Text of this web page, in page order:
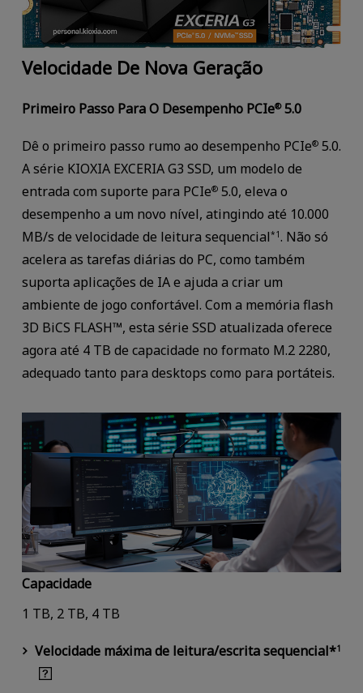
Velocidade De Nova Geração
Primeiro Passo Para O Desempenho PCIe®5.0
Dê o primeiro passo rumo ao desempenho PCIe®5.0.
A série KIOXIA EXCERIA G3 SSD, um modelo de
entrada com suporte para PCIe®5.0, eleva o
desempenho a um novo nível, atingindo até 10.000
MB/s de velocidade de leitura sequencial*1. Não só
acelera as tarefas diárias do PC, como também
suporta aplicações de IA e ajuda a criar um
ambiente de jogo confortável. Com a memória flash
3D BiCS FLASH™, esta série SSD atualizada oferece
agora até 4 TB de capacidade no formato M.2 2280,
adequado tanto para desktops como para portáteis.
Capacidade
1 TB, 2 TB, 4 TB
Velocidade máxima de leitura/escrita sequencial*1